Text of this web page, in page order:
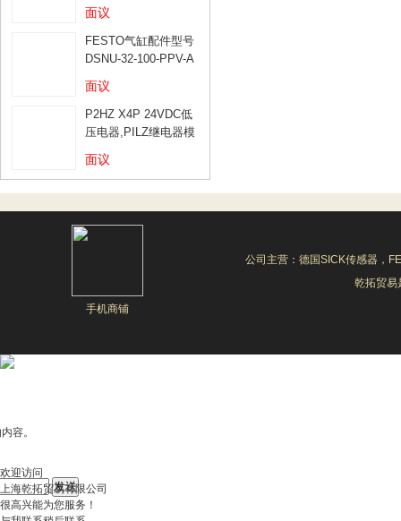
面议
FESTO气缸配件型号
DSNU-32-100-PPV-A
面议
P2HZ X4P 24VDC低
压电器,PILZ继电器模
面议
手机商铺
公司主营：德国SICK传感器，
乾拓贸易
容。
欢迎访问
上海乾拓贸易有限公司
很高兴能为您服务！